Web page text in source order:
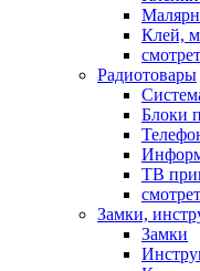
Клей,
Радиотовары
Блоки
ТВ
Замки,
Замки